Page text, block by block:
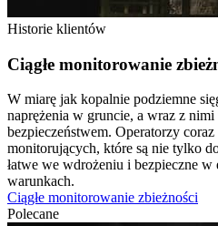
Historie klientów
Ciągłe monitorowanie
W miarę jak kopalnie podziemne
naprężenia w gruncie, a wraz z
bezpieczeństwem. Operatorzy
monitorujących, które są nie tylko
łatwe we wdrożeniu i bezpieczne
warunkach.
Ciągłe monitorowanie zbieżności
Polecane